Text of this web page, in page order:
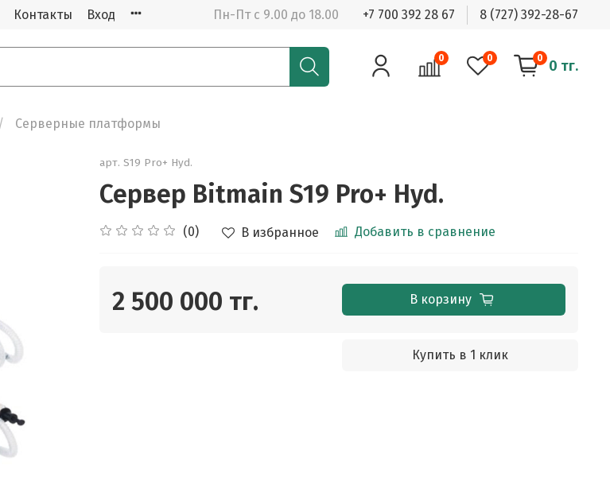
Контакты Вход Пн-Пт с 9.00 до 18.00 +7 700 392 28 67 8 (727) 392-28-67
0 0 0 0 тг.
Серверные платформы
арт. S19 Pro+ Hyd.
Сервер Bitmain S19 Pro+ Hyd.
(0) В избранное Добавить в сравнение
2 500 000 тг. В корзину
Купить в 1 клик